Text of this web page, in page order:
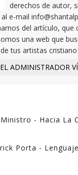
derechos de autor,
e-mail
del artículo, que
una web que
tus artistas
ADMINISTRADOR
- Hacia La
Porta -